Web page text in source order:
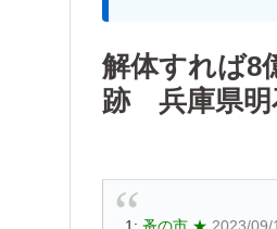
解体すれば
跡 兵庫県明